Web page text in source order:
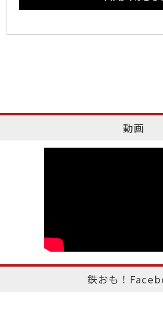
動画
鉄おも！